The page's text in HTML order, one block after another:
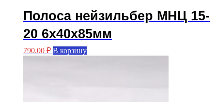
Полоса нейзильбер МНЦ 15-
20 6х40х85мм
790.00 ₽ В корзину